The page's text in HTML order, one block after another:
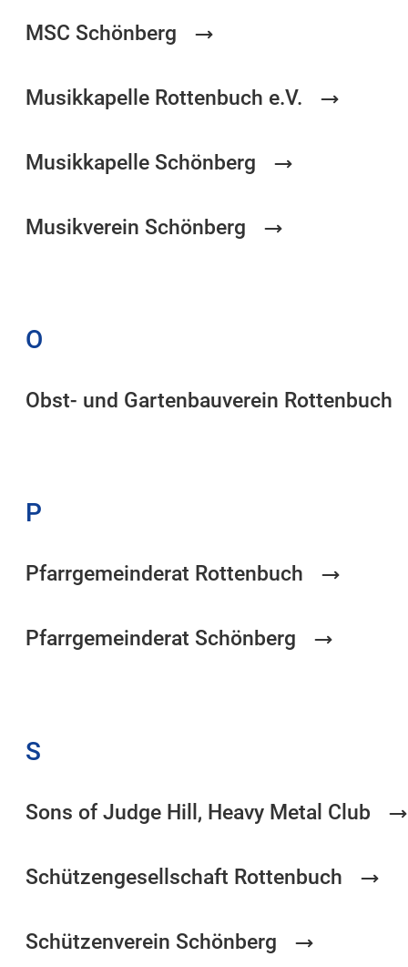
MSC Schönberg
Musikkapelle Rottenbuch e.V.
Musikkapelle Schönberg
Musikverein Schönberg
O
Obst- und Gartenbauverein Rottenbuch
P
Pfarrgemeinderat Rottenbuch
Pfarrgemeinderat Schönberg
S
Sons of Judge Hill, Heavy Metal Club
Schützengesellschaft Rottenbuch
Schützenverein Schönberg